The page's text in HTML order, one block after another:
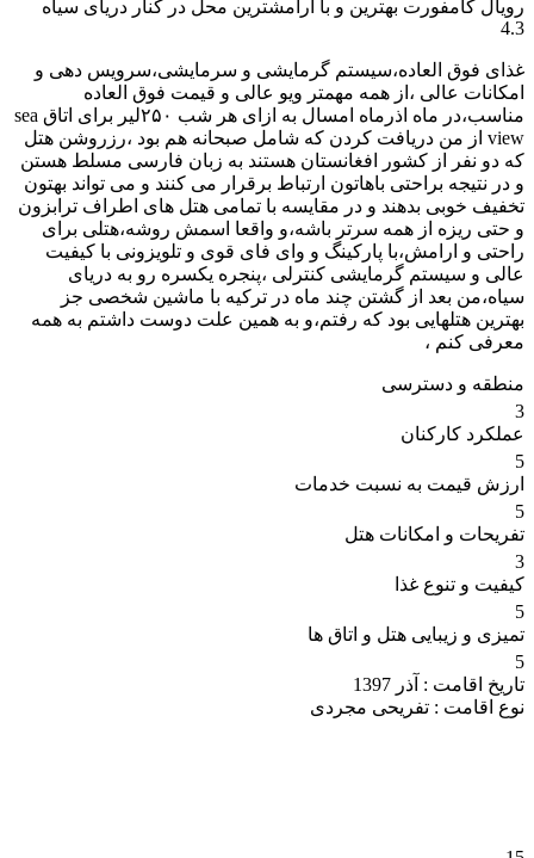
رویال کامفورت بهترین و با آرامشترین محل در کنار دریای سیاه
4.3
غذای فوق العاده،سیستم گرمایشی و سرمایشی،سرویس دهی و
امکانات عالی ،از همه مهمتر ویو عالی و قیمت فوق العاده
مناسب،در ماه اذرماه امسال به ازای هر شب ۲۵۰لیر برای اتاق sea
view از من دریافت کردن که شامل صبحانه هم بود ،رزروشن هتل
که دو نفر از کشور افغانستان هستند به زبان فارسی مسلط هستن
و در نتیجه براحتی باهاتون ارتباط برقرار می کنند و می تواند بهتون
تخفیف خوبی بدهند و در مقایسه با تمامی هتل های اطراف ترابزون
و حتی ریزه از همه سرتر باشه،و واقعا اسمش روشه،هتلی برای
راحتی و ارامش،با پارکینگ و وای فای قوی و تلویزونی با کیفیت
عالی و سیستم گرمایشی کنترلی ،پنجره یکسره رو به دریای
سیاه،من بعد از گشتن چند ماه در ترکیه با ماشین شخصی جز
بهترین هتلهایی بود که رفتم،و به همین علت دوست داشتم به همه
معرفی کنم ،
منطقه و دسترسی
3
عملکرد کارکنان
5
ارزش قیمت به نسبت خدمات
5
تفریحات و امکانات هتل
3
کیفیت و تنوع غذا
5
تمیزی و زیبایی هتل و اتاق ها
5
تاریخ اقامت : آذر 1397
نوع اقامت : تفریحی مجردی